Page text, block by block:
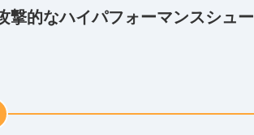
撃的なハイパフォーマンスシュ